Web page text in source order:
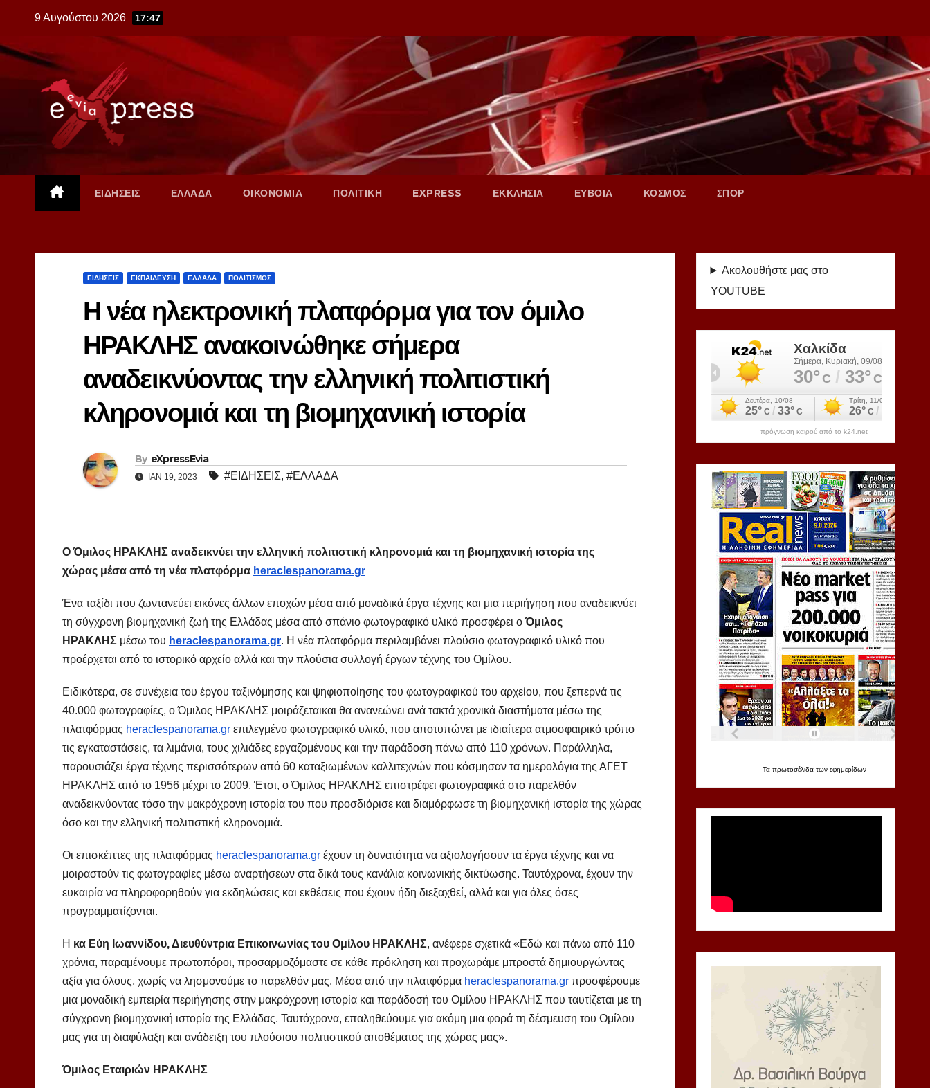
content
9 Αυγούστου 2026 17:47
ΕΙΔΗΣΕΙΣ ΕΛΛΑΔΑ ΟΙΚΟΝΟΜΙΑ ΠΟΛΙΤΙΚΗ EXPRESS ΕΚΚΛΗΣΙΑ ΕΥΒΟΙΑ ΚΟΣΜΟΣ ΣΠΟΡ
ΕΙΔΗΣΕΙΣ ΕΚΠΑΙΔΕΥΣΗ ΕΛΛΑΔΑ ΠΟΛΙΤΙΣΜΟΣ
Η νέα ηλεκτρονική πλατφόρμα για τον όμιλο
ΗΡΑΚΛΗΣ ανακοινώθηκε σήμερα
αναδεικνύοντας την ελληνική πολιτιστική
κληρονομιά και τη βιομηχανική ιστορία
By eXpressEvia
ΙΑΝ 19, 2023 #ΕΙΔΗΣΕΙΣ, #ΕΛΛΑΔΑ
Ο Όμιλος ΗΡΑΚΛΗΣ αναδεικνύει την ελληνική πολιτιστική κληρονομιά και τη βιομηχανική ιστορία της
χώρας μέσα από τη νέα πλατφόρμα heraclespanorama.gr
Ένα ταξίδι που ζωντανεύει εικόνες άλλων εποχών μέσα από μοναδικά έργα τέχνης και μια περιήγηση που αναδεικνύει
τη σύγχρονη βιομηχανική ζωή της Ελλάδας μέσα από σπάνιο φωτογραφικό υλικό προσφέρει οΌμιλος
ΗΡΑΚΛΗΣ μέσω του heraclespanorama.gr. Η νέα πλατφόρμα περιλαμβάνει πλούσιο φωτογραφικό υλικό που
προέρχεται από το ιστορικό αρχείο αλλά και την πλούσια συλλογή έργων τέχνης του Ομίλου.
Ειδικότερα, σε συνέχεια του έργου ταξινόμησης και ψηφιοποίησης του φωτογραφικού του αρχείου, που ξεπερνά τις
40.000 φωτογραφίες, ο Όμιλος ΗΡΑΚΛΗΣ μοιράζεταικαι θα ανανεώνει ανά τακτά χρονικά διαστήματα μέσω της
πλατφόρμας heraclespanorama.gr επιλεγμένο φωτογραφικό υλικό, που αποτυπώνει με ιδιαίτερα ατμοσφαιρικό τρόπο
τις εγκαταστάσεις, τα λιμάνια, τους χιλιάδες εργαζομένους και την παράδοση πάνω από 110 χρόνων. Παράλληλα,
παρουσιάζει έργα τέχνης περισσότερων από 60 καταξιωμένων καλλιτεχνών που κόσμησαν τα ημερολόγια της ΑΓΕΤ
ΗΡΑΚΛΗΣ από το 1956 μέχρι το 2009. Έτσι, ο Όμιλος ΗΡΑΚΛΗΣ επιστρέφει φωτογραφικά στο παρελθόν
αναδεικνύοντας τόσο την μακρόχρονη ιστορία του που προσδιόρισε και διαμόρφωσε τη βιομηχανική ιστορία της χώρας
όσο και την ελληνική πολιτιστική κληρονομιά.
Οι επισκέπτες της πλατφόρμας heraclespanorama.gr έχουν τη δυνατότητα να αξιολογήσουν τα έργα τέχνης και να
μοιραστούν τις φωτογραφίες μέσω αναρτήσεων στα δικά τους κανάλια κοινωνικής δικτύωσης. Ταυτόχρονα, έχουν την
ευκαιρία να πληροφορηθούν για εκδηλώσεις και εκθέσεις που έχουν ήδη διεξαχθεί, αλλά και για όλες όσες
προγραμματίζονται.
Η κα Εύη Ιωαννίδου, Διευθύντρια Επικοινωνίας του Ομίλου ΗΡΑΚΛΗΣ, ανέφερε σχετικά «Εδώ και πάνω από 110
χρόνια, παραμένουμε πρωτοπόροι, προσαρμοζόμαστε σε κάθε πρόκληση και προχωράμε μπροστά δημιουργώντας
αξία για όλους, χωρίς να λησμονούμε το παρελθόν μας. Μέσα από την πλατφόρμα heraclespanorama.gr προσφέρουμε
μια μοναδική εμπειρία περιήγησης στην μακρόχρονη ιστορία και παράδοσή του Ομίλου ΗΡΑΚΛΗΣ που ταυτίζεται με τη
σύγχρονη βιομηχανική ιστορία της Ελλάδας. Ταυτόχρονα, επαληθεύουμε για ακόμη μια φορά τη δέσμευση του Ομίλου
μας για τη διαφύλαξη και ανάδειξη του πλούσιου πολιτιστικού αποθέματος της χώρας μας».
Όμιλος Εταιριών ΗΡΑΚΛΗΣ
Ακολουθήστε μας στο
YOUTUBE
πρόγνωση καιρού από το k24.net
Τα πρωτοσέλιδα των εφημερίδων